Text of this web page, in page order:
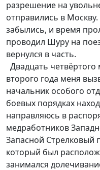
разрешение на
отправились в
забылись, и время
проводил Шуру на
вернулся в часть.
Двадцать четвёртого
второго года меня
начальник особого
боевых порядках
направляюсь в
медработников
Запасной Стрелковый
который был
занимался